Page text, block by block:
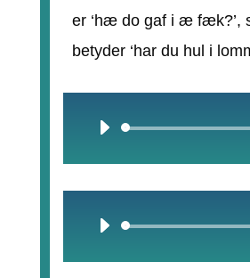
er ‘hæ do gaf i æ fæk?’,
betyder ‘har du hul i